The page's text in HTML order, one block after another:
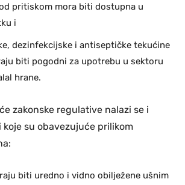
pritiskom mora biti dostupna u
i
dezinfekcijske i antiseptičke tekućine
biti pogodni za upotrebu u sektoru
hrane.
zakonske regulative nalazi se i
koje su obavezujuće prilikom
biti uredno i vidno obilježene ušnim